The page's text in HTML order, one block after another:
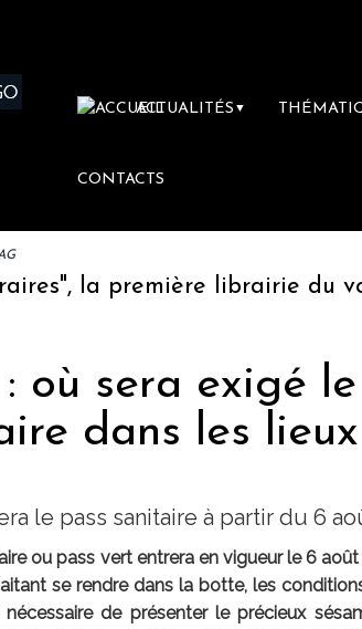
ACTUALITÉS ▼
CONTACTS
la première librairie du
où sera exigé
dans les
le pass sanitaire à partir du 6
ou pass vert entrera en vigueur le 6
se rendre dans la botte, les
nécessaire de présenter le précieux